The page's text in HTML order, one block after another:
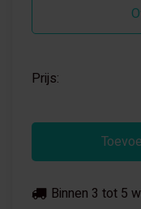
Prijs:
Binnen 3 tot 5